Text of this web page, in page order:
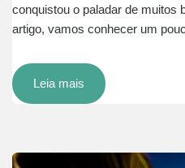
conquistou o paladar de muitos
artigo, vamos conhecer um
Leia mais